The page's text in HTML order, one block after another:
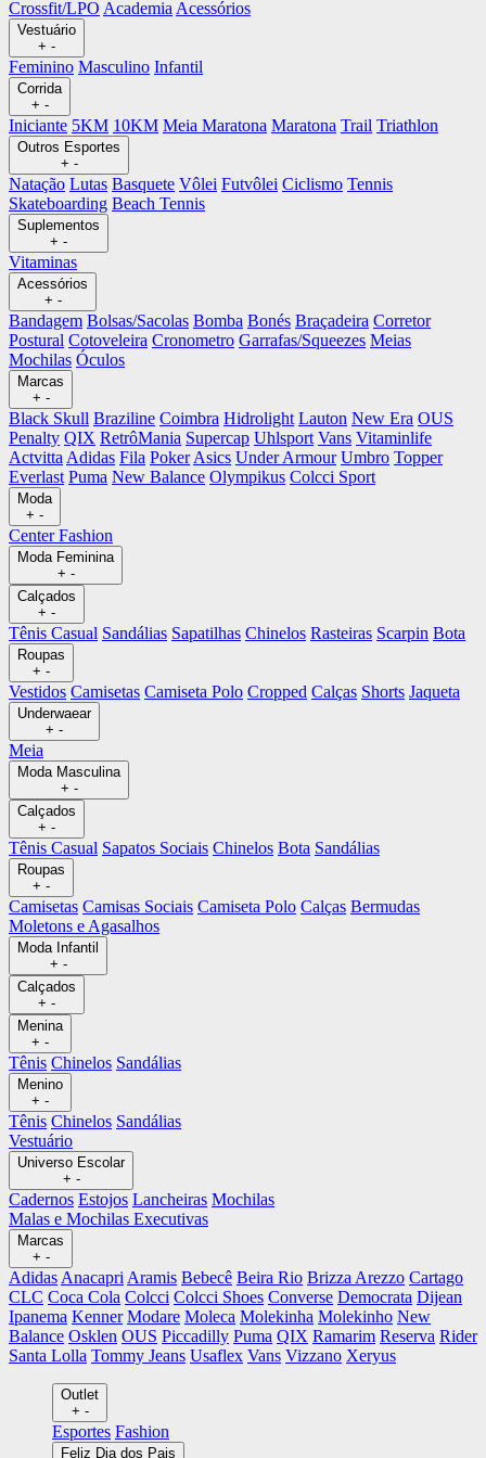
Crossfit/LPO Academia Acessórios
Vestuário
+ -
Feminino Masculino Infantil
Corrida
+ -
Iniciante 5KM 10KM Meia Maratona Maratona Trail Triathlon
Outros Esportes
+ -
Natação Lutas Basquete Vôlei Futvôlei Ciclismo Tennis
Skateboarding Beach Tennis
Suplementos
+ -
Vitaminas
Acessórios
+ -
Bandagem Bolsas/Sacolas Bomba Bonés Braçadeira Corretor
Postural Cotoveleira Cronometro Garrafas/Squeezes Meias
Mochilas Óculos
Marcas
+ -
Black Skull Braziline Coimbra Hidrolight Lauton New Era OUS
Penalty QIX RetrôMania Supercap Uhlsport Vans Vitaminlife
Actvitta Adidas Fila Poker Asics Under Armour Umbro Topper
Everlast Puma New Balance Olympikus Colcci Sport
Moda
+ -
Center Fashion
Moda Feminina
+ -
Calçados
+ -
Tênis Casual Sandálias Sapatilhas Chinelos Rasteiras Scarpin Bota
Roupas
+ -
Vestidos Camisetas Camiseta Polo Cropped Calças Shorts Jaqueta
Underwaear
+ -
Meia
Moda Masculina
+ -
Calçados
+ -
Tênis Casual Sapatos Sociais Chinelos Bota Sandálias
Roupas
+ -
Camisetas Camisas Sociais Camiseta Polo Calças Bermudas
Moletons e Agasalhos
Moda Infantil
+ -
Calçados
+ -
Menina
+ -
Tênis Chinelos Sandálias
Menino
+ -
Tênis Chinelos Sandálias
Vestuário
Universo Escolar
+ -
Cadernos Estojos Lancheiras Mochilas
Malas e Mochilas Executivas
Marcas
+ -
Adidas Anacapri Aramis Bebecê Beira Rio Brizza Arezzo Cartago
CLC Coca Cola Colcci Colcci Shoes Converse Democrata Dijean
Ipanema Kenner Modare Moleca Molekinha Molekinho New
Balance Osklen OUS Piccadilly Puma QIX Ramarim Reserva Rider
Santa Lolla Tommy Jeans Usaflex Vans Vizzano Xeryus
Outlet
+ -
Esportes Fashion
Feliz Dia dos Pais